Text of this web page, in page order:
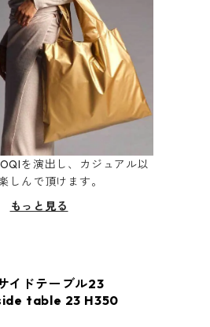
を演出し、カジュアル以
しんで頂けます。
もっと見る
イドテーブル23
table 23 H350